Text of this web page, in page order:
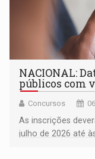
NACIONAL:
públicos com
Concursos
As inscrições
julho de 2026 até